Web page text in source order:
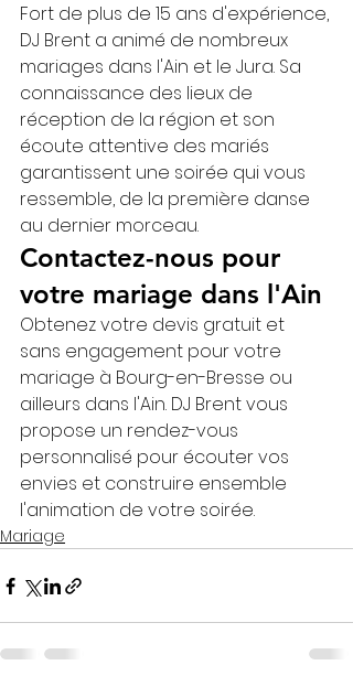
Fort de plus de 15 ans d'expérience,
DJ Brent a animé de nombreux
mariages dans l'Ain et le Jura. Sa
connaissance des lieux de
réception de la région et son
écoute attentive des mariés
garantissent une soirée qui vous
ressemble, de la première danse
au dernier morceau.
Contactez-nous pour
votre mariage dans l'Ain
Obtenez votre devis gratuit et
sans engagement pour votre
mariage à Bourg-en-Bresse ou
ailleurs dans l'Ain. DJ Brent vous
propose un rendez-vous
personnalisé pour écouter vos
envies et construire ensemble
l'animation de votre soirée.
Mariage